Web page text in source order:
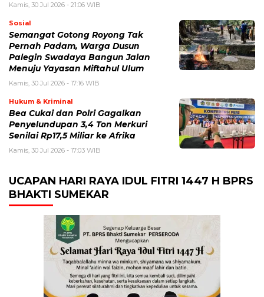
Kamis, 30 Jul 2026 - 21:06 WIB
Sosial
Semangat Gotong Royong Tak
Pernah Padam, Warga Dusun
Palegin Swadaya Bangun Jalan
Menuju Yayasan Miftahul Ulum
Kamis, 30 Jul 2026 - 17:16 WIB
Hukum & Kriminal
Bea Cukai dan Polri Gagalkan
Penyelundupan 3,4 Ton Merkuri
Senilai Rp17,5 Miliar ke Afrika
Kamis, 30 Jul 2026 - 17:03 WIB
UCAPAN HARI RAYA IDUL FITRI 1447 H BPRS
BHAKTI SUMEKAR